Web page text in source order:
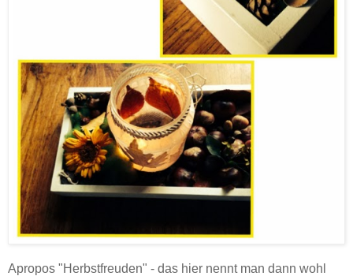
Apropos "Herbstfreuden" - das hier nennt man dann wohl